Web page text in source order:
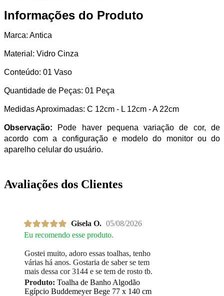
Informações do Produto
Marca: Antica
Material: Vidro Cinza
Conteúdo: 01 Vaso
Quantidade de Peças: 01 Peça
Medidas Aproximadas: C 12cm - L 12cm - A 22cm
Observação: Pode haver pequena variação de cor, de
acordo com a configuração e modelo do monitor ou do
aparelho celular do usuário.
Avaliações dos Clientes
Gisela O. 05/08/2026
Eu recomendo esse produto.
Gostei muito, adoro essas toalhas, tenho
várias há anos. Gostaria de saber se tem
mais dessa cor 3144 e se tem de rosto tb.
Produto: Toalha de Banho Algodão
Egípcio Buddemeyer Bege 77 x 140 cm